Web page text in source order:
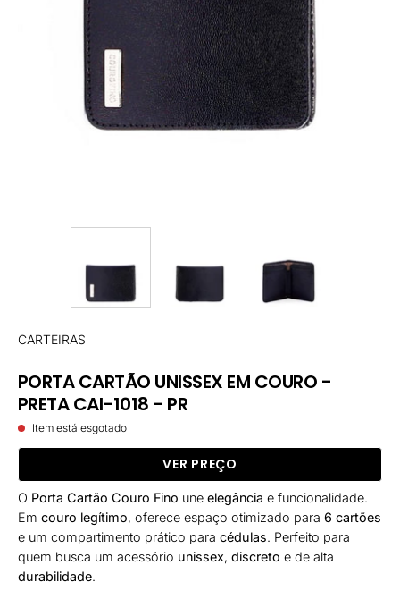
CARTEIRAS
PORTA CARTÃO UNISSEX EM COURO -
PRETA CAI-1018 - PR
Item está esgotado
VER PREÇO
O Porta Cartão Couro Fino une elegância e funcionalidade.
Em couro legítimo, oferece espaço otimizado para 6 cartões
e um compartimento prático para cédulas. Perfeito para
quem busca um acessório unissex, discreto e de alta
durabilidade.